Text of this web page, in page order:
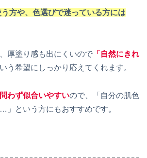
方や、色選びで迷っている方には
厚塗り感も出にくいので 「自然にきれ
いう希望にしっかり応えてくれます。
わず似合いやすいので、「自分の肌色
」という方にもおすすめです。